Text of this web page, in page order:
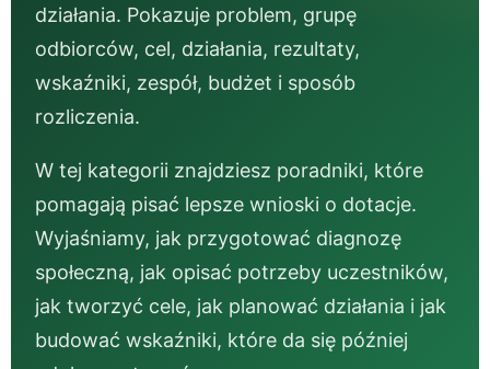
działania. Pokazuje problem, grupę
odbiorców, cel, działania, rezultaty,
wskaźniki, zespół, budżet i sposób
rozliczenia.
W tej kategorii znajdziesz poradniki, które
pomagają pisać lepsze wnioski o dotacje.
Wyjaśniamy, jak przygotować diagnozę
społeczną, jak opisać potrzeby uczestników,
jak tworzyć cele, jak planować działania i jak
budować wskaźniki, które da się później